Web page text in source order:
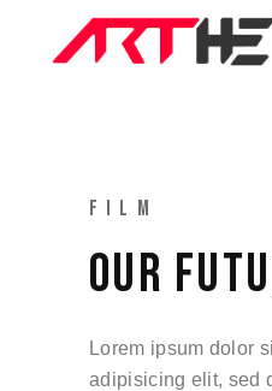
FILM
OUR
Lorem ipsum dolor
adipisicing elit, sed